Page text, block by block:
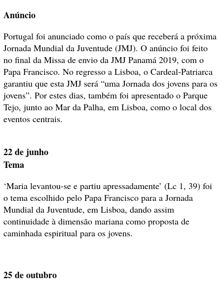
Anúncio
Portugal foi anunciado como o país que receberá a próxima
Jornada Mundial da Juventude (JMJ). O anúncio foi feito
no final da Missa de envio da JMJ Panamá 2019, com o
Papa Francisco. No regresso a Lisboa, o Cardeal-Patriarca
garantiu que esta JMJ será “uma Jornada dos jovens para os
jovens”. Por estes dias, também foi apresentado o Parque
Tejo, junto ao Mar da Palha, em Lisboa, como o local dos
eventos centrais.
22 de junho
Tema
‘Maria levantou-se e partiu apressadamente’ (Lc 1, 39) foi
o tema escolhido pelo Papa Francisco para a Jornada
Mundial da Juventude, em Lisboa, dando assim
continuidade à dimensão mariana como proposta de
caminhada espiritual para os jovens.
25 de outubro